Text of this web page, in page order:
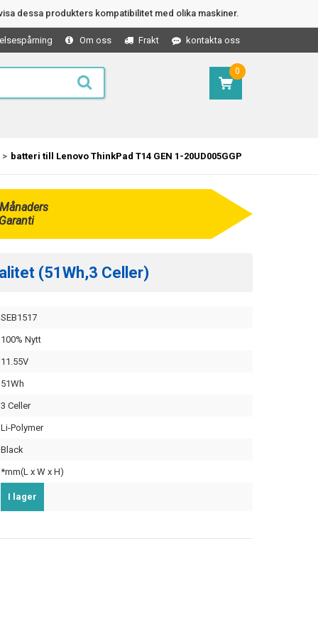
dessa produkters kompatibilitet med olika maskiner.
kontakta oss
Frakt
Om oss
0
batteri till Lenovo ThinkPad T14 GEN 1-20UD005GGP
(51Wh,3 Celler)
SEB1517
100% Nytt
11.55V
51Wh
3 Celler
Li-Polymer
Black
*mm(L x W x H)
I lager